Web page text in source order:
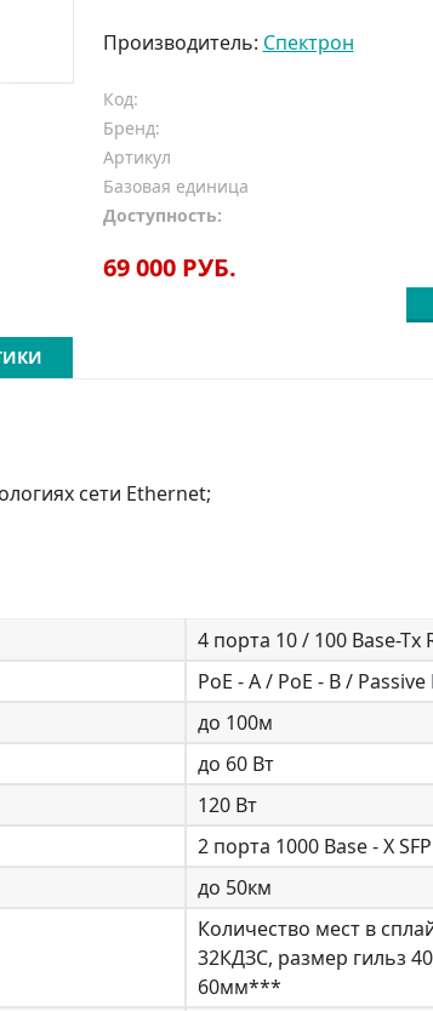
Производитель: Спектрон
Код:
Бренд:
Артикул
Базовая единица
Доступность:
69 000 РУБ.
сети Ethernet;
4 порта 10 / 100 Base-Tx
PoE - A / PoE - B / Passive
до 100м
до 60 Вт
120 Вт
2 порта 1000 Base - X SFP
до 50км
Количество мест в
32КДЗС, размер гильз
60мм***